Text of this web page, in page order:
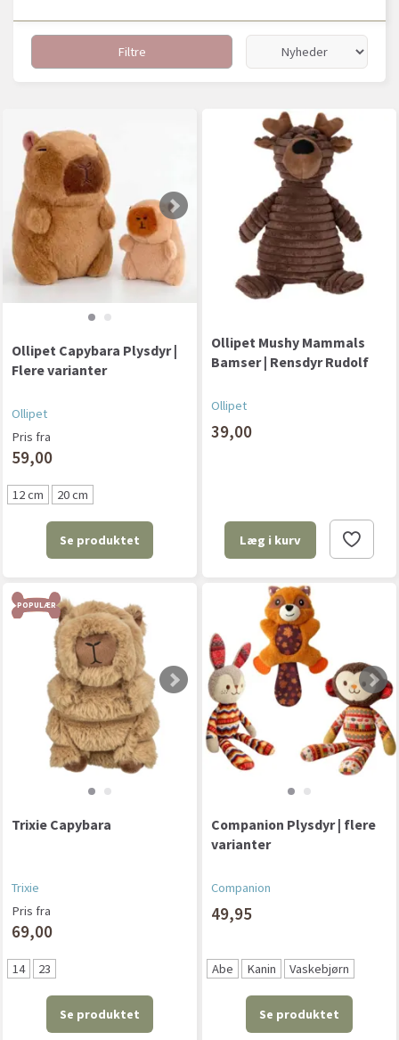
Filtre
Ollipet Capybara Plysdyr |
Flere varianter
Ollipet
Pris fra
59,00
12 cm 20 cm
Se produktet
Ollipet Mushy Mammals
Bamser | Rensdyr Rudolf
Ollipet
39,00
Læg i kurv
POPULÆR
Trixie Capybara
Trixie
Pris fra
69,00
14 23
Se produktet
Companion Plysdyr | flere
varianter
Companion
49,95
Abe Kanin Vaskebjørn
Se produktet